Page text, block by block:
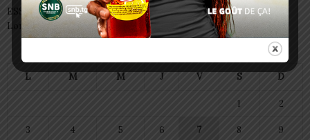
ESSAL 2026 : les admissibles convoqués pour la visite médicale à
Lomé
L M M J V S D
1 2
3 4 5 6 7 8 9